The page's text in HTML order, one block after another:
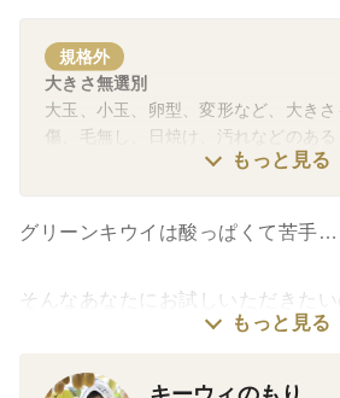
規格外
大きさ無選別
大玉、小玉、卵型、変形など、大き
傷、毛無し、日焼け、汚れなどのある
もっと見る
グリーンキウイは酸っぱくて苦手…
そんなあなたにお試しいただきた
ンキウイ〈みつばちキウイ®〉。
もっと見る